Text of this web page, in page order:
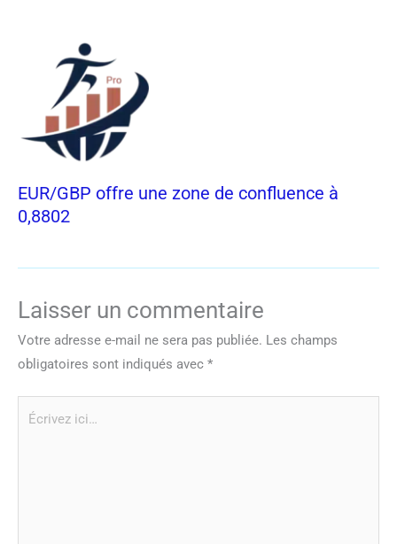
EUR/GBP offre une zone de confluence à
0,8802
Laisser un commentaire
Votre adresse e-mail ne sera pas publiée. Les champs
obligatoires sont indiqués avec *